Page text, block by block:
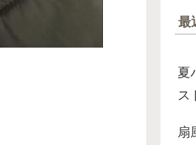
最
夏
ス
扇